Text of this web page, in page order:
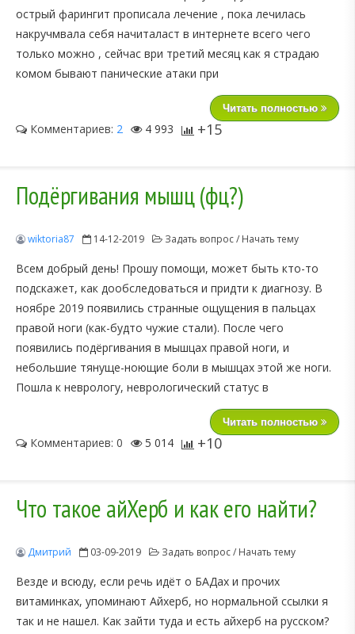
острый фарингит прописала лечение , пока лечилась
накручмвала себя начиталаст в интернете всего чего
только можно , сейчас ври третий месяц как я страдаю
комом бывают панические атаки при
Читать полностью
Комментариев: 2 4 993 +15
Подёргивания мышц (фц?)
wiktoria87 14-12-2019 Задать вопрос / Начать тему
Всем добрый день! Прошу помощи, может быть кто-то
подскажет, как дообследоваться и придти к диагнозу. В
ноябре 2019 появились странные ощущения в пальцах
правой ноги (как-будто чужие стали). После чего
появились подёргивания в мышцах правой ноги, и
небольшие тянуще-ноющие боли в мышцах этой же ноги.
Пошла к неврологу, неврологический статус в
Читать полностью
Комментариев: 0 5 014 +10
Что такое айХерб и как его найти?
Дмитрий 03-09-2019 Задать вопрос / Начать тему
Везде и всюду, если речь идёт о БАДах и прочих
витаминках, упоминают Айхерб, но нормальной ссылки я
так и не нашел. Как зайти туда и есть айхерб на русском?